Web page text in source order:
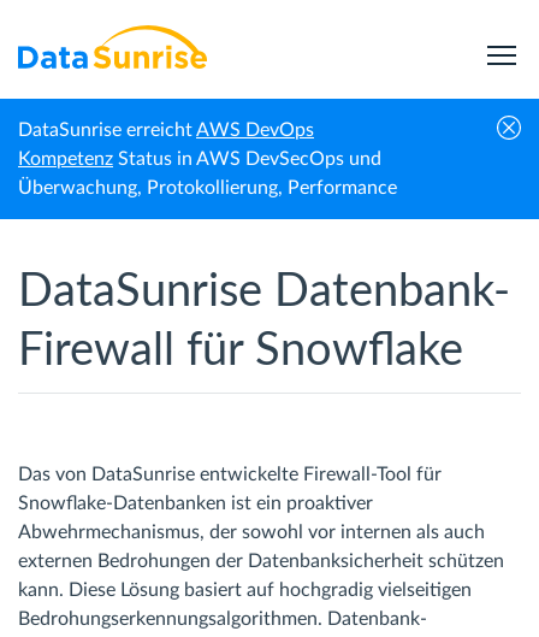
DataSunrise erreichtAWS DevOps
Kompetenz Status in AWS DevSecOps und
Überwachung, Protokollierung, Performance
Startseite Snowflake Datenbank-Firewall
DataSunrise Datenbank-
Firewall für Snowflake
Das von DataSunrise entwickelte Firewall-Tool für
Snowflake-Datenbanken ist ein proaktiver
Abwehrmechanismus, der sowohl vor internen als auch
externen Bedrohungen der Datenbanksicherheit schützen
kann. Diese Lösung basiert auf hochgradig vielseitigen
Bedrohungserkennungsalgorithmen. Datenbank-